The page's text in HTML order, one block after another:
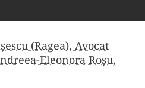
(Ragea), Avocat
Eleonora Roşu,